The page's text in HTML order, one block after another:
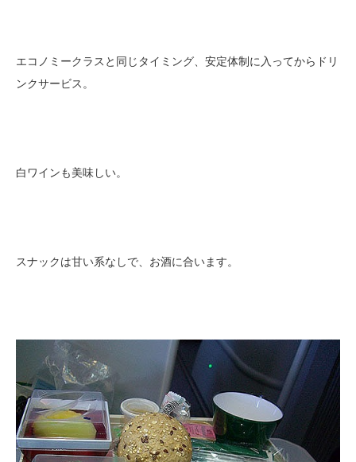
エコノミークラスと同じタイミング、安定体制に入ってからドリ
ンクサービス。
白ワインも美味しい。
スナックは甘い系なしで、お酒に合います。